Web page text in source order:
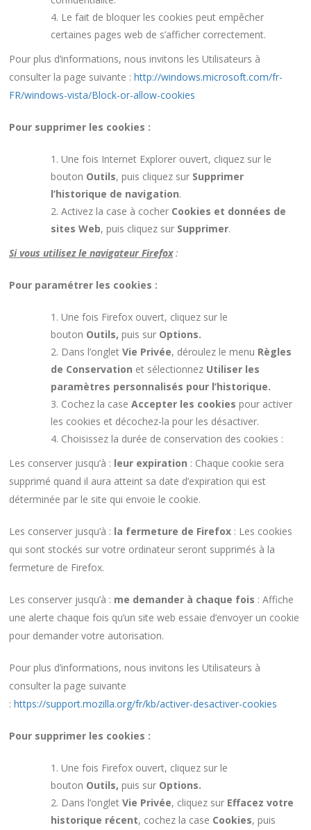
Le fait de bloquer les cookies peut empêcher
certaines pages web de s’afficher correctement.
Pour plus d’informations, nous invitons les Utilisateurs à
consulter la page suivante : http://windows.microsoft.com/fr-
FR/windows-vista/Block-or-allow-cookies
Pour supprimer les cookies :
Une fois Internet Explorer ouvert, cliquez sur le
bouton Outils, puis cliquez sur Supprimer
l’historique de navigation.
Activez la case à cocher Cookies et données de
sites Web, puis cliquez sur Supprimer.
Si vous utilisez le navigateur Firefox:
Pour paramétrer les cookies :
Une fois Firefox ouvert, cliquez sur le
bouton Outils, puis sur Options.
Dans l’onglet Vie Privée, déroulez le menu Règles
de Conservation et sélectionnez Utiliser les
paramètres personnalisés pour l’historique.
Cochez la case Accepter les cookies pour activer
les cookies et décochez-la pour les désactiver.
Choisissez la durée de conservation des cookies :
Les conserver jusqu’à : leur expiration : Chaque cookie sera
supprimé quand il aura atteint sa date d’expiration qui est
déterminée par le site qui envoie le cookie.
Les conserver jusqu’à : la fermeture de Firefox : Les cookies
qui sont stockés sur votre ordinateur seront supprimés à la
fermeture de Firefox.
Les conserver jusqu’à : me demander à chaque fois : Affiche
une alerte chaque fois qu’un site web essaie d’envoyer un cookie
pour demander votre autorisation.
Pour plus d’informations, nous invitons les Utilisateurs à
consulter la page suivante
: https://support.mozilla.org/fr/kb/activer-desactiver-cookies
Pour supprimer les cookies :
Une fois Firefox ouvert, cliquez sur le
bouton Outils, puis sur Options.
Dans l’onglet Vie Privée, cliquez sur Effacez votre
historique récent, cochez la case Cookies, puis